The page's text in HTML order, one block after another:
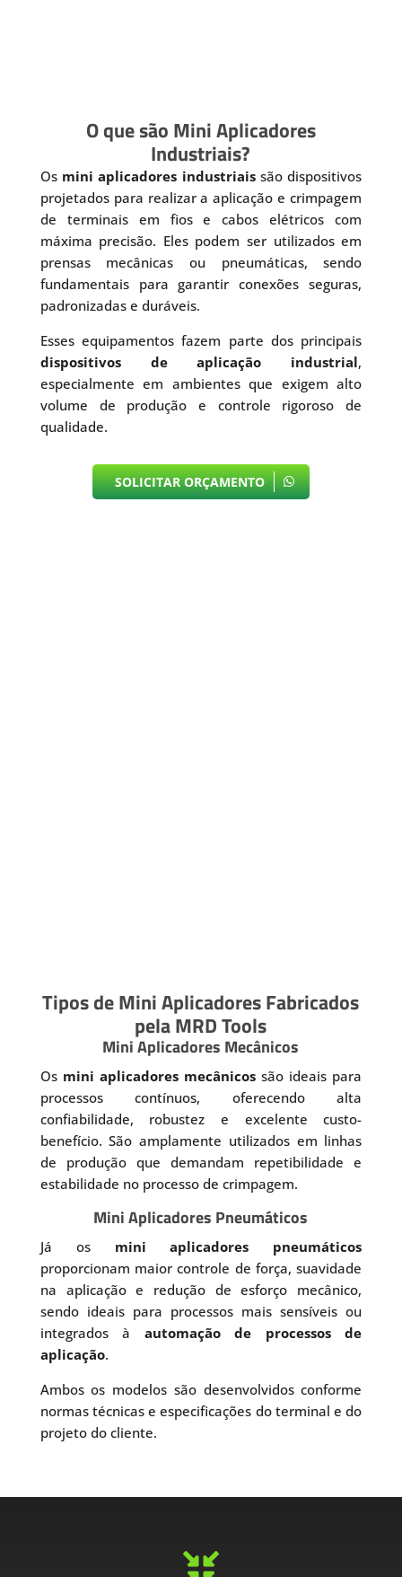
O que são Mini Aplicadores
Industriais?
Os mini aplicadores industriaissão dispositivos
projetados para realizar a aplicação e crimpagem
de terminais em fios e cabos elétricos com
máxima precisão. Eles podem ser utilizados em
prensas mecânicas ou pneumáticas, sendo
fundamentais para garantir conexões seguras,
padronizadas e duráveis.
Esses equipamentos fazem parte dos principais
dispositivos de aplicação industrial,
especialmente em ambientes que exigem alto
volume de produção e controle rigoroso de
qualidade.
SOLICITAR ORÇAMENTO
Tipos de Mini Aplicadores Fabricados
pela MRD Tools
Mini Aplicadores Mecânicos
Os mini aplicadores mecânicos são ideais para
processos contínuos, oferecendo alta
confiabilidade, robustez e excelente custo-
benefício. São amplamente utilizados em linhas
de produção que demandam repetibilidade e
estabilidade no processo de crimpagem.
Mini Aplicadores Pneumáticos
Já os mini aplicadores pneumáticos
proporcionam maior controle de força, suavidade
na aplicação e redução de esforço mecânico,
sendo ideais para processos mais sensíveis ou
integrados à automação de processos de
aplicação.
Ambos os modelos são desenvolvidos conforme
normas técnicas e especificações do terminal e do
projeto do cliente.
